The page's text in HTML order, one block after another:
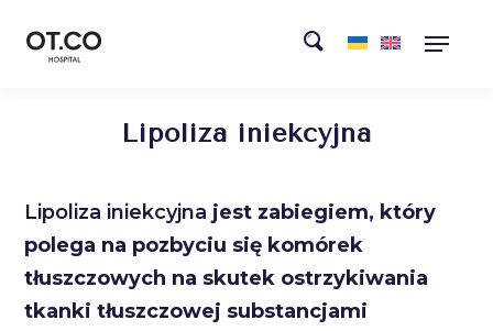
Lipoliza iniekcyjna
Lipoliza iniekcyjna jest zabiegiem, który
polega na pozbyciu się komórek
tłuszczowych na skutek ostrzykiwania
tkanki tłuszczowej substancjami